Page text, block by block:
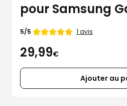
pour Samsung
Note
5/5 1 avis
29,99€
Ajouter au